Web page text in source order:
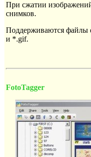
При сжатии
снимков.
Поддерживаются
и *.gif.
FotoTagger